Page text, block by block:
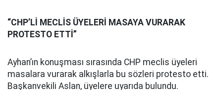
“CHP’Lİ MECLİS ÜYELERİ MASAYA VURARAK
PROTESTO ETTİ”
Ayhan’ın konuşması sırasında CHP meclis üyeleri
masalara vurarak alkışlarla bu sözleri protesto etti.
Başkanvekili Aslan, üyelere uyarıda bulundu.